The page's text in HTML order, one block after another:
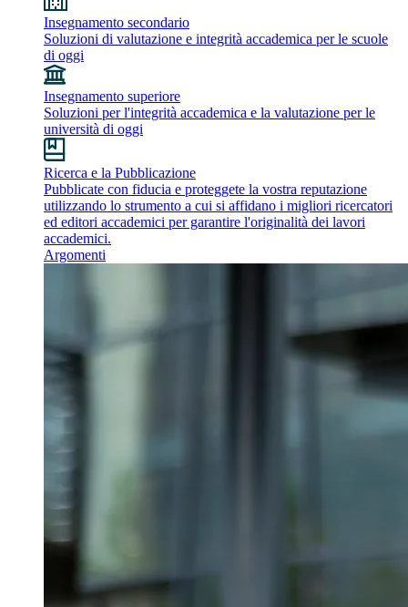
Insegnamento secondario
Soluzioni di valutazione e integrità accademica per le scuole
di oggi
Insegnamento superiore
Soluzioni per l'integrità accademica e la valutazione per le
università di oggi
Ricerca e la Pubblicazione
Pubblicate con fiducia e proteggete la vostra reputazione
utilizzando lo strumento a cui si affidano i migliori ricercatori
ed editori accademici per garantire l'originalità dei lavori
accademici.
Argomenti